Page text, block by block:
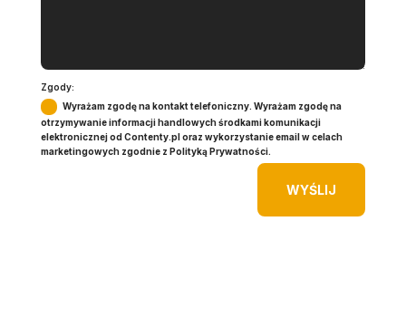
Zgody:
Wyrażam zgodę na kontakt telefoniczny. Wyrażam zgodę na
otrzymywanie informacji handlowych środkami komunikacji
elektronicznej od Contenty.pl oraz wykorzystanie email w celach
marketingowych zgodnie z Polityką Prywatności.
WYŚLIJ